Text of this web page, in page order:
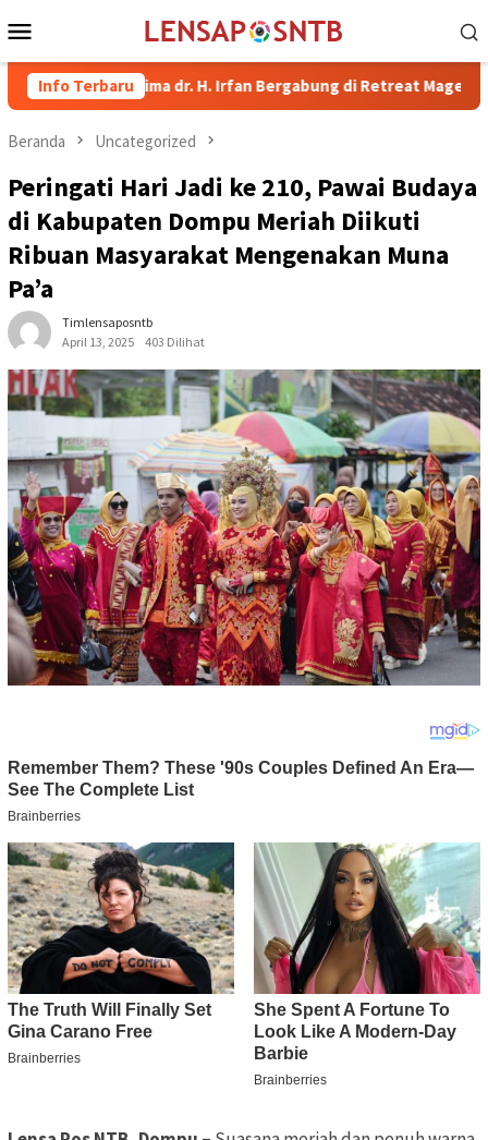
ke
Mobile
Info Terbaru
Bima dr. H. Irfan Bergabung di Retreat Magelang
Beranda Uncategorized
Peringati Hari Jadi ke 210, Pawai Budaya
di Kabupaten Dompu Meriah Diikuti
Ribuan Masyarakat Mengenakan Muna
Pa’a
Timlensaposntb
April 13, 2025
403 Dilihat